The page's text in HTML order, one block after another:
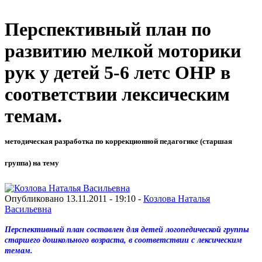
Перспективный план по
развитию мелкой моторики
рук у детей 5-6 летс ОНР в
соответствии лексическим
темам.
методическая разработка по коррекционной педагогике (старшая
группа) на тему
Опубликовано 13.11.2011 - 19:10 - Козлова Наталья
Васильевна
Перспективный план составлен для детей логопедической группы
старшего дошкольного возраста, в соответствии с лексическим
темам.